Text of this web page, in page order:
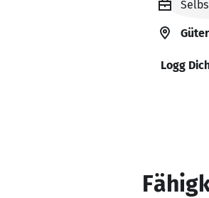
Logg